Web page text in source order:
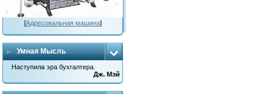
[Адресовальная машина]
Умная Мысль
Наступила эра бухгалтера.
Дж. Мэй